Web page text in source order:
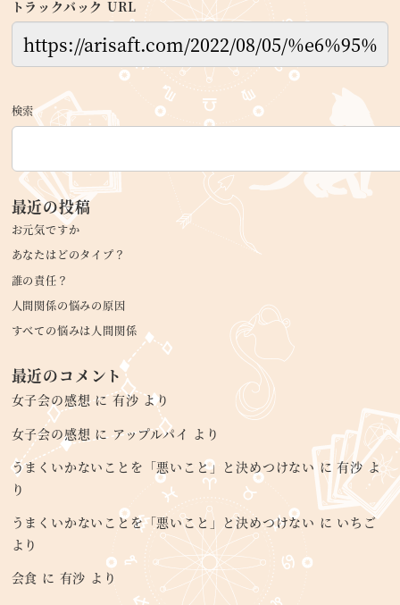
トラックバック URL
検索
最近の投稿
お元気ですか
あなたはどのタイプ？
誰の責任？
人間関係の悩みの原因
すべての悩みは人間関係
最近のコメント
女子会の感想に有沙 より
女子会の感想 にアップルパイ より
うまくいかないことを「悪いこと」と決めつけない に有沙よ
り
うまくいかないことを「悪いこと」と決めつけない に いちご
より
会食 に 有沙 より